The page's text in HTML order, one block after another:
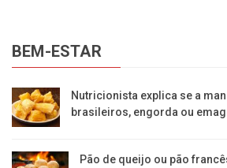
BEM-ESTAR
Nutricionista explica se a
brasileiros, engorda ou
Pão de queijo ou pão